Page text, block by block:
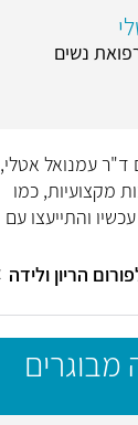
רפואת נשים
ד"ר עמנואל אטלי,
מקצועיות, כמו
והתייעצו עם
הריון ולידה
מבוגרים